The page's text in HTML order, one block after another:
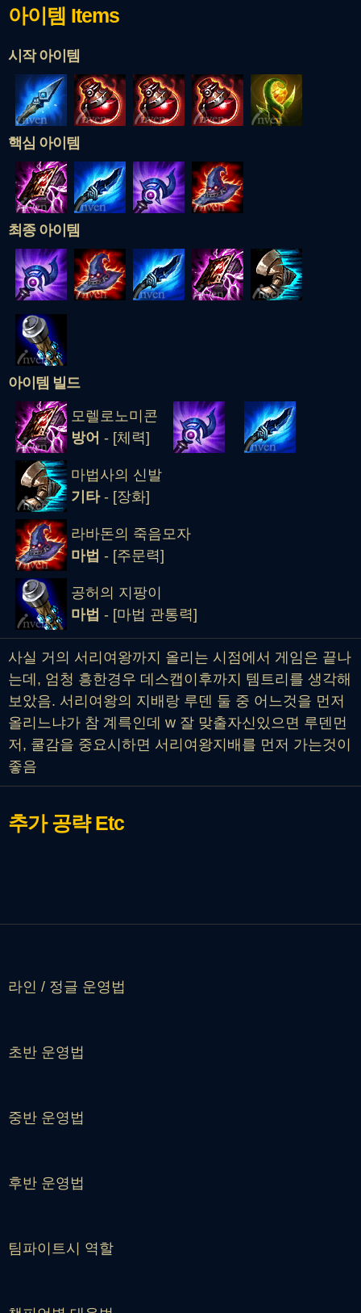
아이템 Items
시작 아이템
핵심 아이템
최종 아이템
아이템 빌드
모렐로노미콘
방어 - [체력]
마법사의 신발
기타- [장화]
라바돈의 죽음모자
마법 - [주문력]
공허의 지팡이
마법 - [마법 관통력]
사실 거의 서리여왕까지 올리는 시점에서 게임은 끝나
는데, 엄청 흥한경우 데스캡이후까지 템트리를 생각해
보았음. 서리여왕의 지배랑 루덴 둘 중 어느것을 먼저
올리느냐가 참 계륵인데 w 잘 맞출자신있으면 루덴먼
저, 쿨감을 중요시하면 서리여왕지배를 먼저 가는것이
좋음
추가 공략Etc
라인 / 정글 운영법
초반 운영법
중반 운영법
후반 운영법
팀파이트시 역할